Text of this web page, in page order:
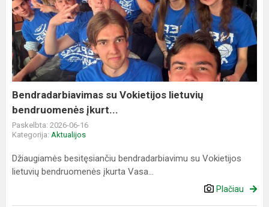
su
Vokietijos
lietuvių
bendruomenės
įkurt...
Bendradarbiavimas su Vokietijos lietuvių
bendruomenės įkurt...
Paskelbta: 2026-06-16
Kategorija: Aktualijos
Džiaugiamės besitęsiančiu bendradarbiavimu su Vokietijos
lietuvių bendruomenės įkurta Vasa...
Plačiau